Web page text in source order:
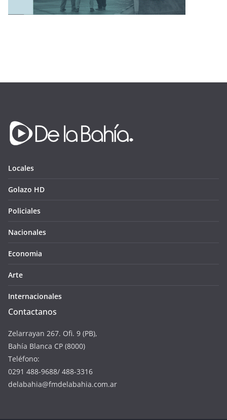
Locales
Golazo HD
Policiales
Nacionales
Economia
Arte
Internacionales
Contactanos
Zelarrayan 267. Ofi. 9 (PB),
Bahía Blanca CP (8000)
Teléfono:
0291 488-9688/ 488-3316
delabahia@fmdelabahia.com.ar